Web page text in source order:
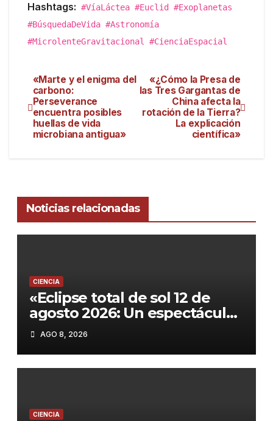
Hashtags: #VíaLáctea #Euclid #Exoplanetas
#BúsquedaDeVida #Astronomía
#MicrolenteGravitacional #CienciaEspacial
«¿Cómo la Presa de
las Tres Gargantas de
China afecta la
rotación de la Tierra?
La explicación
científica»
«Marte y el enigma del
carbono:
Perseverance
encuentra posibles
huellas de vida
microbiana antigua»
Noticias relacionadas
CIENCIA
«Eclipse total de sol 12 de
agosto 2026: Un espectáculo
único con alineación
planetaria y Perseidas»
AGO 8, 2026
CIENCIA